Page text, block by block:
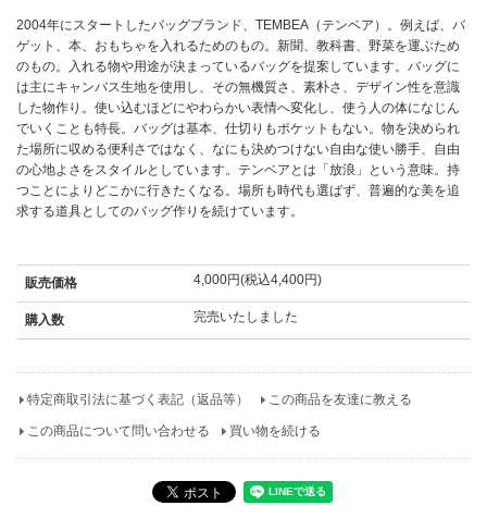
2004年にスタートしたバッグブランド、TEMBEA（テンベア）。例えば、バ
ゲット、本、おもちゃを入れるためのもの。新聞、教科書、野菜を運ぶため
のもの。入れる物や用途が決まっているバッグを提案しています。バッグに
は主にキャンバス生地を使用し、その無機質さ、素朴さ、デザイン性を意識
した物作り。使い込むほどにやわらかい表情へ変化し、使う人の体になじん
でいくことも特長。バッグは基本、仕切りもポケットもない。物を決められ
た場所に収める便利さではなく、なにも決めつけない自由な使い勝手、自由
の心地よさをスタイルとしています。テンベアとは「放浪」という意味。持
つことによりどこかに行きたくなる。場所も時代も選ばず、普遍的な美を追
求する道具としてのバッグ作りを続けています。
販売価格 4,000円(税込4,400円)
購入数 完売いたしました
特定商取引法に基づく表記（返品等） この商品を友達に教える
この商品について問い合わせる 買い物を続ける